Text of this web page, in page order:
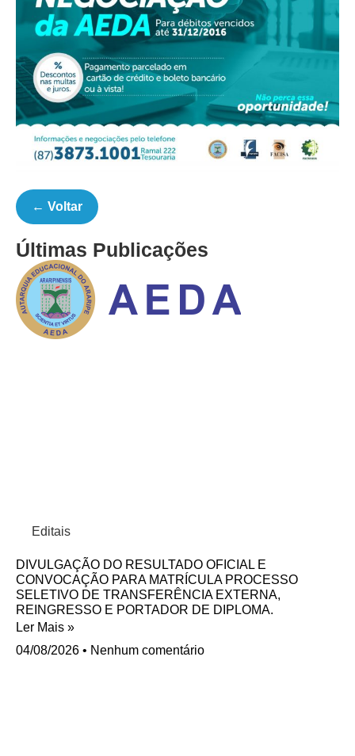
← Voltar
Últimas Publicações
Editais
DIVULGAÇÃO DO RESULTADO OFICIAL E
CONVOCAÇÃO PARA MATRÍCULA PROCESSO
SELETIVO DE TRANSFERÊNCIA EXTERNA,
REINGRESSO E PORTADOR DE DIPLOMA.
Ler Mais »
04/08/2026
Nenhum comentário